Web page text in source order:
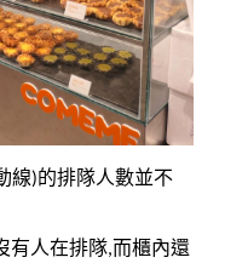
線)的排隊人數並不
有人在排隊,而櫃內還